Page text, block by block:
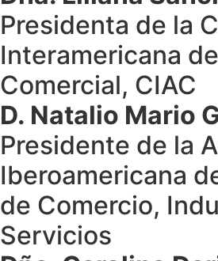
Presidenta de la
Interamericana
Comercial, CIAC
D. Natalio Mario
Presidente de la
Iberoamericana
de Comercio,
Servicios